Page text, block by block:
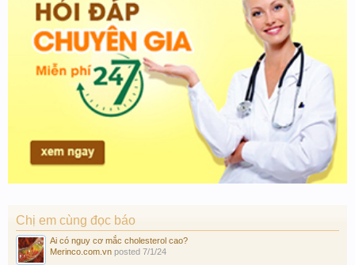
Chị em cùng đọc báo
Ai có nguy cơ mắc cholesterol cao?
Merinco.com.vn posted 7/1/24